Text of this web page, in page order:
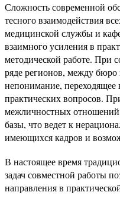
Сложность современной
тесного взаимодействия
медицинской службы и
взаимного усиления в
методической работе. При
ряде регионов, между
непонимание,
практических вопросов.
межличностных
базы, что ведет к
имеющихся кадров и
В настоящее время
задач совместной работы
направления в